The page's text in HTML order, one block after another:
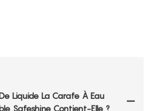
Liquide La Carafe À Eau
Safeshine Contient-Elle ?